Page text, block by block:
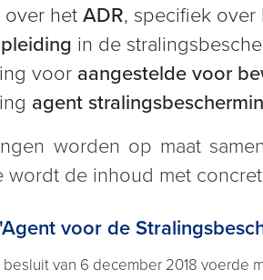
over het ADR, specifiek over
in de
voor aangestelde voor
agent
worden op maat
wordt de inhoud met
voor de
van 6 december 2018 voerde